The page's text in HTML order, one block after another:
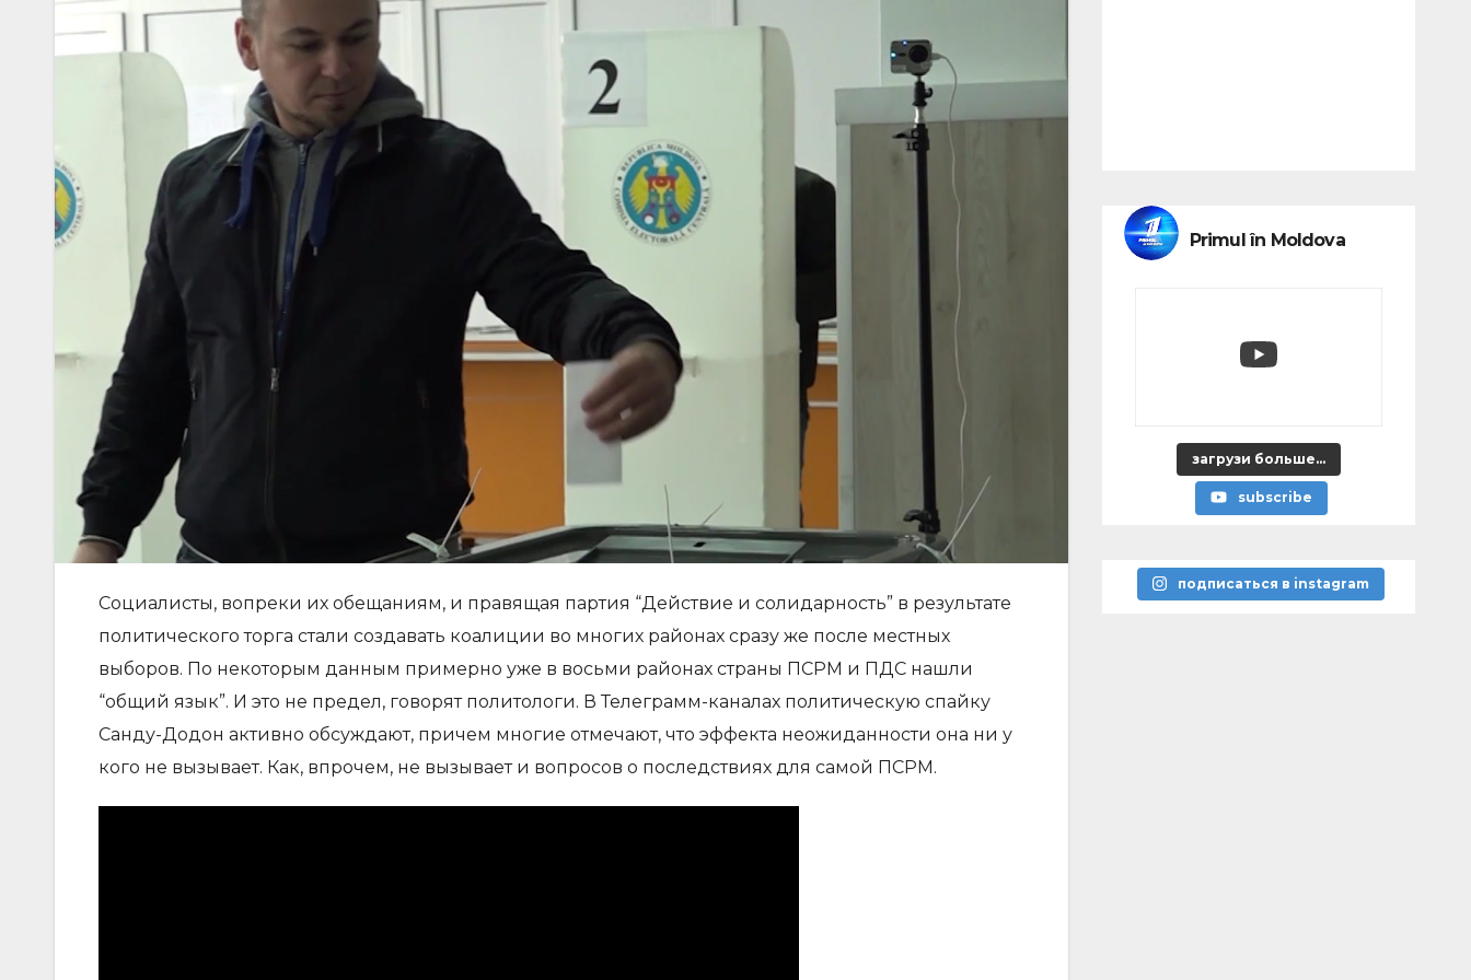
Социалисты, вопреки их обещаниям, и правящая партия “Действие и солидарность” в результате
политического торга стали создавать коалиции во многих районах сразу же после местных
выборов. По некоторым данным примерно уже в восьми районах страны ПСРМ и ПДС нашли
“общий язык”. И это не предел, говорят политологи. В Телеграмм-каналах политическую спайку
Санду-Додон активно обсуждают, причем многие отмечают, что эффекта неожиданности она ни у
кого не вызывает. Как, впрочем, не вызывает и вопросов о последствиях для самой ПСРМ.
Primul în Moldova
загрузи больше...
subscribe
подписаться в instagram